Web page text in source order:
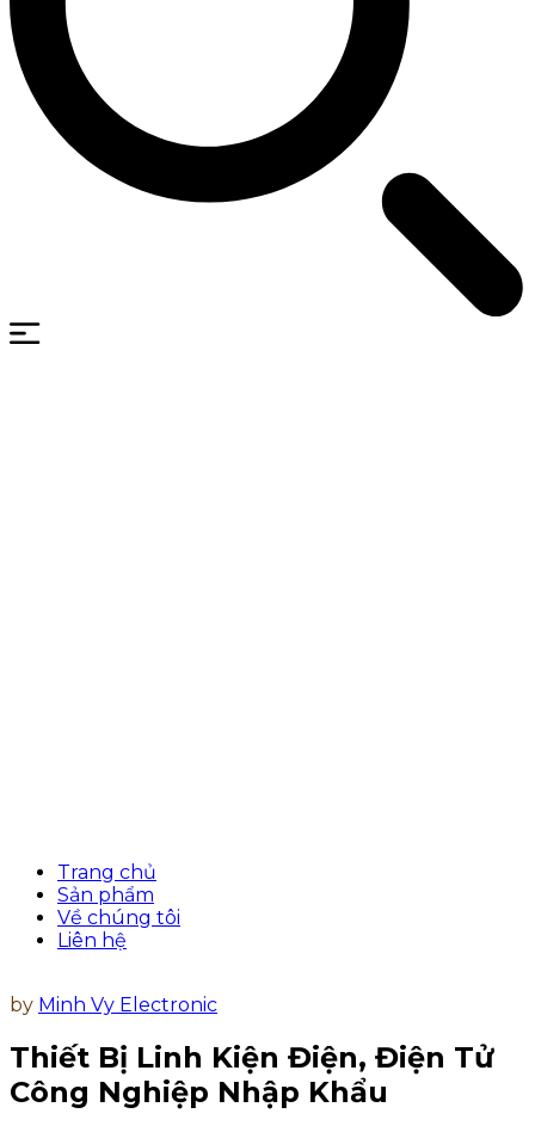
Trang chủ
Sản phẩm
Về chúng tôi
Liên hệ
by Minh Vy Electronic
Thiết Bị Linh Kiện Điện, Điện Tử
Công Nghiệp Nhập Khẩu